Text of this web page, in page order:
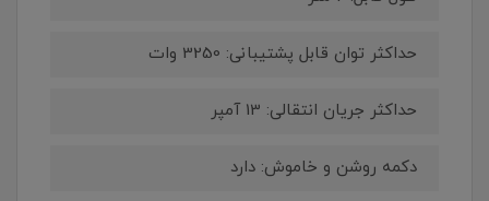
حداکثر توان قابل پشتیبانی: 3250 وات
حداکثر جریان انتقالی: 13 آمپر
دکمه روشن و خاموش: دارد